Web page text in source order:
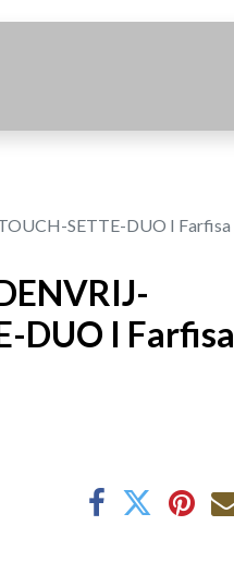
SETTE-DUO I Farfisa
DUO I Farfisa